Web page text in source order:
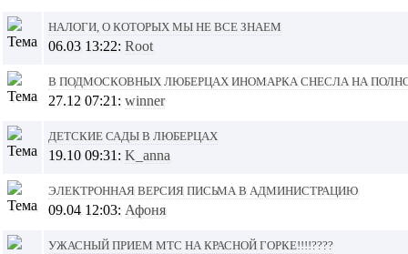
Налоги, о которых мы не все знаем
06.03 13:22: Root
В подмосковных Люберцах иномарка снесла на
27.12 07:21: winner
детские сады в люберцах
19.10 09:31: K_anna
Электронная версия письма в Администрацию
09.04 12:03: Афоня
Ужасный прием МТС на Красной горке!!!!????